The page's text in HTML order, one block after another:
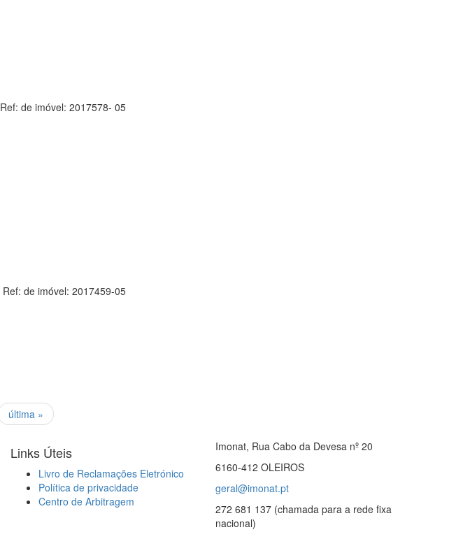
Ref: de imóvel: 2017578- 05
Ref: de imóvel: 2017459-05
última »
Links Úteis
Livro de Reclamações Eletrónico
Política de privacidade
Centro de Arbitragem
Imonat, Rua Cabo da Devesa nº 20
6160-412 OLEIROS
geral@imonat.pt
272 681 137 (chamada para a rede fixa
nacional)